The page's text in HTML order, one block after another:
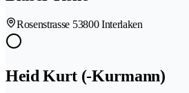
Rosenstrasse 53800 Interlaken
Heid Kurt (-Kurmann)